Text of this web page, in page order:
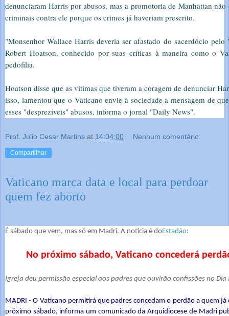
denunciaram Harris por abusos, mas a promotoria de Manhattan não
criminais contra ele porque os crimes já haveriam prescrito.
"Monsenhor Wallace Harris deveria ser afastado do sacerdócio
Robert Hoatson, conhecido por suas críticas à maneira como o
pedofilia.
Hoatson disse que as vítimas que tiveram a coragem de denunciar
isso, lamentou que o Vaticano envie à sociedade a mensagem de
esses "desprezíveis" abusos, informa o jornal "Daily News".
Prof. Julio Cesar Martins at 14:04:00 Nenhum comentário:
Compartilhar
Vaticano marca data e local para perdoar
quem fez aborto
É sábado que vem, mas só em Madri. A notícia é doEstadão:
No próximo sábado, Vaticano concederá
Igreja deu permissão especial aos padres que ouvirão confissões no
MADRI - O Vaticano permitirá que padres concedam o perdão a quem
próximo sábado, informa um comunicado da Arquidiocese de Madri